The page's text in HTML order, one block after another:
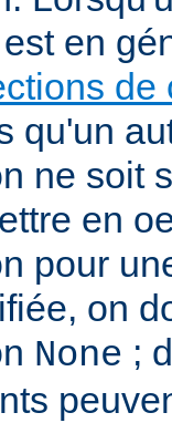
en
de
qu'un
ne soit
en
pour
on
None ;